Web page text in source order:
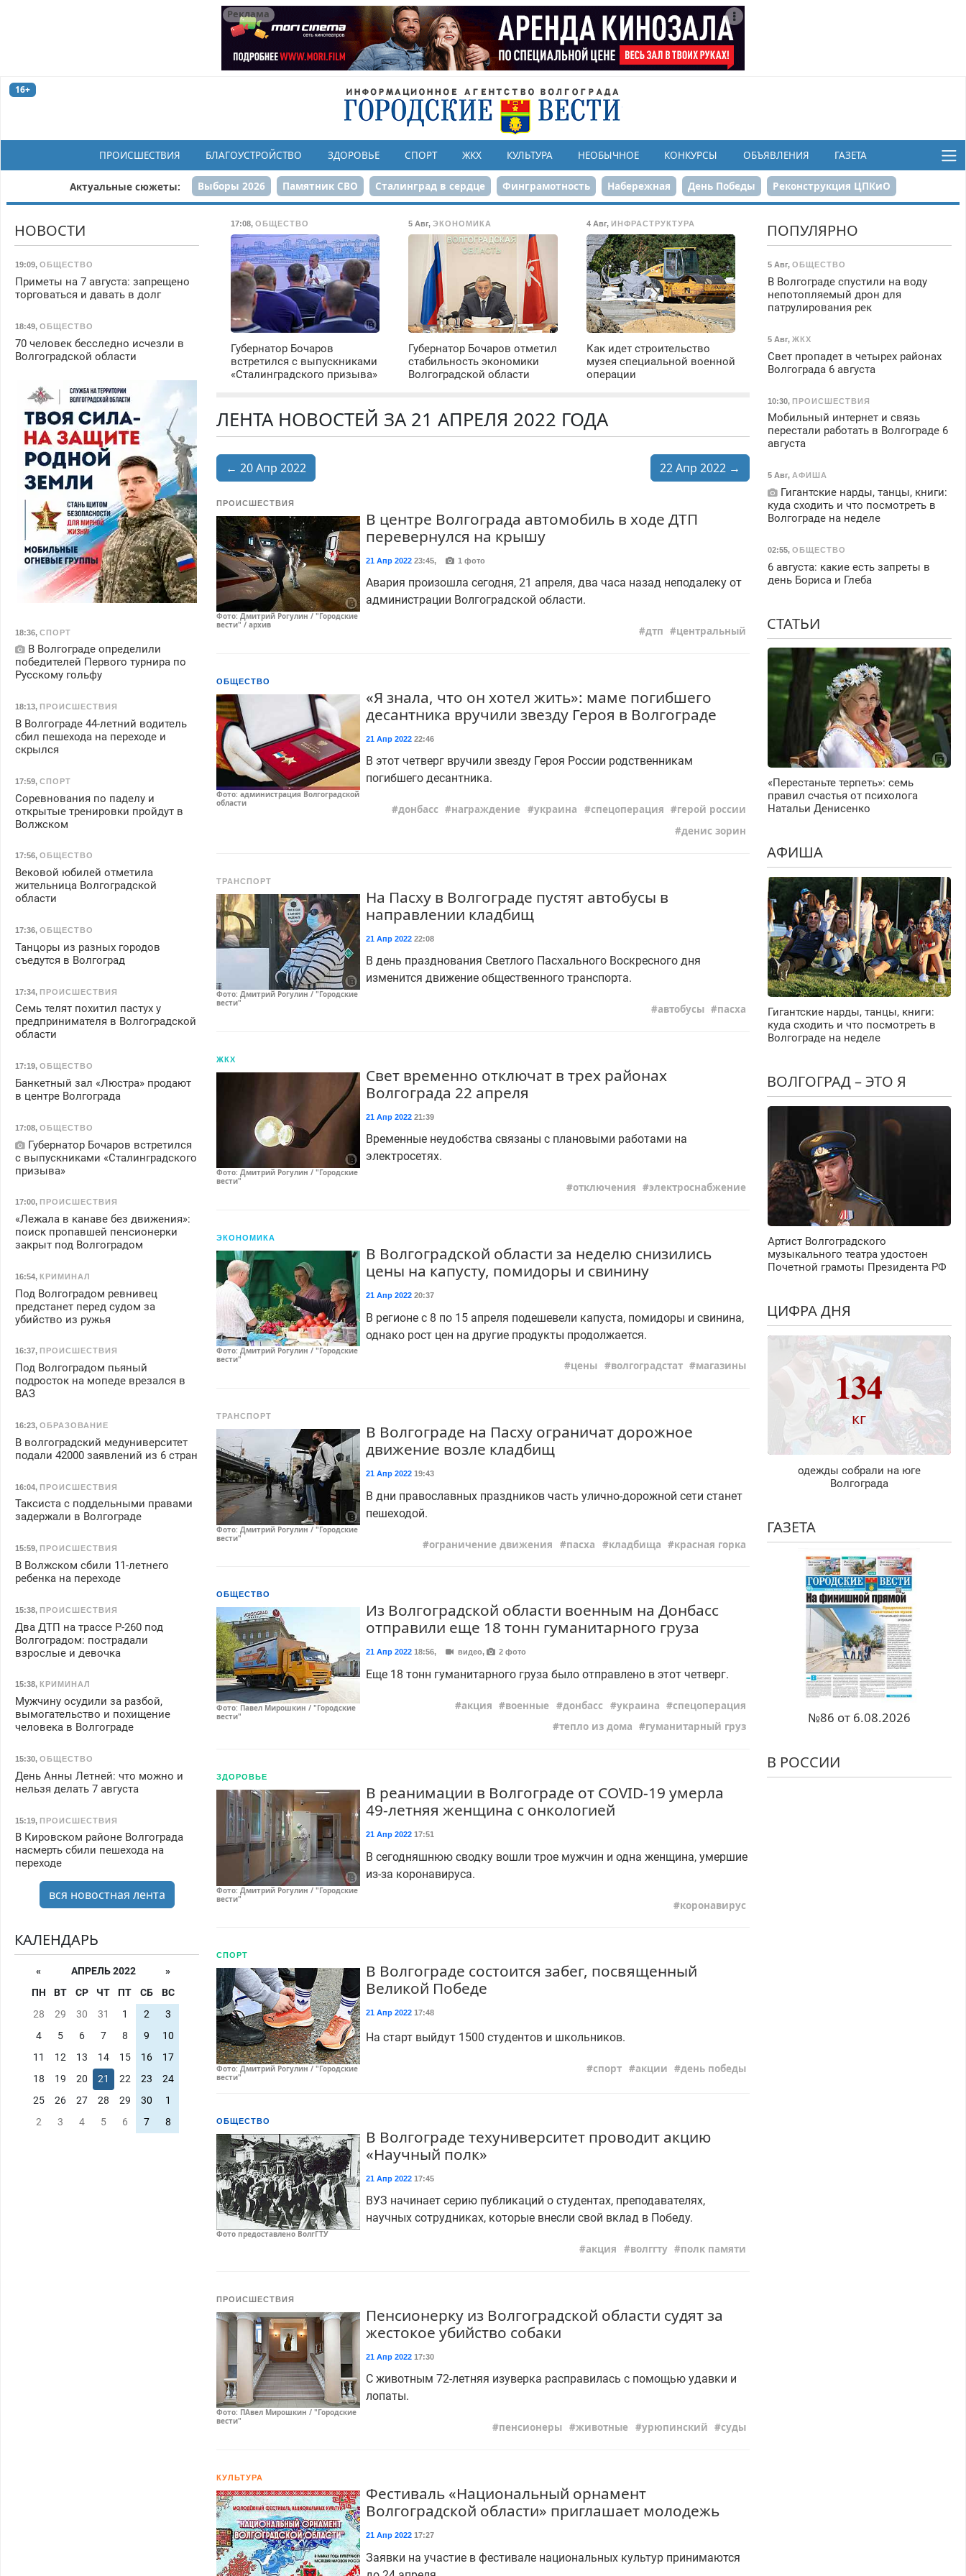
Реклама
16+
ПРОИСШЕСТВИЯ БЛАГОУСТРОЙСТВО ЗДОРОВЬЕ СПОРТ ЖКХ КУЛЬТУРА НЕОБЫЧНОЕ КОНКУРСЫ ОБЪЯВЛЕНИЯ ГАЗЕТА
Актуальные сюжеты: Выборы 2026 Памятник СВО Сталинград в сердце Финграмотность Набережная День Победы Реконструкция ЦПКиО
80-летие Победы Парк Героев-летчиков
17:08,ОБЩЕСТВО
Губернатор Бочаров
встретился с выпускниками
«Сталинградского призыва»
5 Авг,ЭКОНОМИКА
Губернатор Бочаров отметил
стабильность экономики
Волгоградской области
4 Авг, ИНФРАСТРУКТУРА
Как идет строительство
музея специальной военной
операции
ЛЕНТА НОВОСТЕЙ ЗА 21 АПРЕЛЯ 2022 ГОДА
← 20 Апр 2022 22 Апр 2022 →
ПРОИСШЕСТВИЯ
Фото: Дмитрий Рогулин / "Городские
вести" / архив
В центре Волгограда автомобиль в ходе ДТП
перевернулся на крышу
21 Апр 2022 23:45, 1 фото
Авария произошла сегодня, 21 апреля, два часа назад неподалеку от
администрации Волгоградской области.
дтп центральный
ОБЩЕСТВО
Фото: администрация Волгоградской
области
«Я знала, что он хотел жить»: маме погибшего
десантника вручили звезду Героя в Волгограде
21 Апр 2022 22:46
В этот четверг вручили звезду Героя России родственникам
погибшего десантника.
донбасс награждение украина спецоперация
герой россии
денис зорин
ТРАНСПОРТ
Фото: Дмитрий Рогулин / "Городские
вести"
На Пасху в Волгограде пустят автобусы в
направлении кладбищ
21 Апр 2022 22:08
В день празднования Светлого Пасхального Воскресного дня
изменится движение общественного транспорта.
автобусы пасха
ЖКХ
Фото: Дмитрий Рогулин / "Городские
вести"
Свет временно отключат в трех районах
Волгограда 22 апреля
21 Апр 2022 21:39
Временные неудобства связаны с плановыми работами на
электросетях.
отключения электроснабжение
ЭКОНОМИКА
Фото: Дмитрий Рогулин / "Городские
вести"
В Волгоградской области за неделю снизились
цены на капусту, помидоры и свинину
21 Апр 2022 20:37
В регионе с 8 по 15 апреля подешевели капуста, помидоры и свинина,
однако рост цен на другие продукты продолжается.
цены волгоградстат магазины
ТРАНСПОРТ
Фото: Дмитрий Рогулин / "Городские
вести"
В Волгограде на Пасху ограничат дорожное
движение возле кладбищ
21 Апр 2022 19:43
В дни православных праздников часть улично-дорожной сети станет
пешеходой.
ограничение движения пасха кладбища красная горка
ОБЩЕСТВО
Фото: Павел Мирошкин / "Городские
вести"
Из Волгоградской области военным на Донбасс
отправили еще 18 тонн гуманитарного груза
21 Апр 2022 18:56, видео, 2 фото
Еще 18 тонн гуманитарного груза было отправлено в этот четверг.
акция военные донбасс украина
спецоперация
тепло из дома
гуманитарный груз
ЗДОРОВЬЕ
Фото: Дмитрий Рогулин / "Городские
вести"
В реанимации в Волгограде от COVID-19 умерла
49-летняя женщина с онкологией
21 Апр 2022 17:51
В сегодняшнюю сводку вошли трое мужчин и одна женщина, умершие
из-за коронавируса.
коронавирус
СПОРТ
Фото: Дмитрий Рогулин / "Городские
вести"
В Волгограде состоится забег, посвященный
Великой Победе
21 Апр 2022 17:48
На старт выйдут 1500 студентов и школьников.
спорт акции день победы
ОБЩЕСТВО
Фото предоставлено ВолгГТУ
В Волгограде техуниверситет проводит акцию
«Научный полк»
21 Апр 2022 17:45
ВУЗ начинает серию публикаций о студентах, преподавателях,
научных сотрудниках, которые внесли свой вклад в Победу.
акция волггту полк памяти
ПРОИСШЕСТВИЯ
Фото: ПАвел Мирошкин / "Городские
вести"
Пенсионерку из Волгоградской области судят за
жестокое убийство собаки
21 Апр 2022 17:30
С животным 72-летняя изуверка расправилась с помощью удавки и
лопаты.
пенсионеры животные урюпинский суды
КУЛЬТУРА
Фестиваль «Национальный орнамент
Волгоградской области» приглашает молодежь
21 Апр 2022 17:27
Заявки на участие в фестивале национальных культур принимаются
НОВОСТИ
19:09, ОБЩЕСТВО
Приметы на 7 августа: запрещено
торговаться и давать в долг
18:49, ОБЩЕСТВО
70 человек бесследно исчезли в
Волгоградской области
18:36, СПОРТ
В Волгограде определили
победителей Первого турнира по
Русскому гольфу
18:13, ПРОИСШЕСТВИЯ
В Волгограде 44-летний водитель
сбил пешехода на переходе и
скрылся
17:59, СПОРТ
Соревнования по паделу и
открытые тренировки пройдут в
Волжском
17:56, ОБЩЕСТВО
Вековой юбилей отметила
жительница Волгоградской
области
17:36, ОБЩЕСТВО
Танцоры из разных городов
съедутся в Волгоград
17:34, ПРОИСШЕСТВИЯ
Семь телят похитил пастух у
предпринимателя в Волгоградской
области
17:19, ОБЩЕСТВО
Банкетный зал «Люстра» продают
в центре Волгограда
17:08, ОБЩЕСТВО
Губернатор Бочаров встретился
с выпускниками «Сталинградского
призыва»
17:00, ПРОИСШЕСТВИЯ
«Лежала в канаве без движения»:
поиск пропавшей пенсионерки
закрыт под Волгоградом
16:54, КРИМИНАЛ
Под Волгоградом ревнивец
предстанет перед судом за
убийство из ружья
16:37, ПРОИСШЕСТВИЯ
Под Волгоградом пьяный
подросток на мопеде врезался в
ВАЗ
16:23, ОБРАЗОВАНИЕ
В волгоградский медуниверситет
подали 42000 заявлений из 6 стран
16:04, ПРОИСШЕСТВИЯ
Таксиста с поддельными правами
задержали в Волгограде
15:59, ПРОИСШЕСТВИЯ
В Волжском сбили 11-летнего
ребенка на переходе
15:38, ПРОИСШЕСТВИЯ
Два ДТП на трассе Р-260 под
Волгоградом: пострадали
взрослые и девочка
15:38, КРИМИНАЛ
Мужчину осудили за разбой,
вымогательство и похищение
человека в Волгограде
15:30, ОБЩЕСТВО
День Анны Летней: что можно и
нельзя делать 7 августа
15:19, ПРОИСШЕСТВИЯ
В Кировском районе Волгограда
насмерть сбили пешехода на
переходе
вся новостная лента
КАЛЕНДАРЬ
« АПРЕЛЬ 2022
»
ПН
ВТ СР ЧТ ПТ СБ
ВС
28
29 30 31 1 2
3
4
5 6 7 8 9
10
11
12 13 14 15 16
17
18
19 20 21 22 23
24
25
26 27 28 29 30
1
2
3 4 5 6 7 8
ПОПУЛЯРНО
5 Авг, ОБЩЕСТВО
В Волгограде спустили на воду
непотопляемый дрон для
патрулирования рек
5 Авг, ЖКХ
Свет пропадет в четырех районах
Волгограда 6 августа
10:30, ПРОИСШЕСТВИЯ
Мобильный интернет и связь
перестали работать в Волгограде 6
августа
5 Авг, АФИША
Гигантские нарды, танцы, книги:
куда сходить и что посмотреть в
Волгограде на неделе
02:55, ОБЩЕСТВО
6 августа: какие есть запреты в
день Бориса и Глеба
СТАТЬИ
«Перестаньте терпеть»: семь
правил счастья от психолога
Натальи Денисенко
АФИША
Гигантские нарды, танцы, книги:
куда сходить и что посмотреть в
Волгограде на неделе
ВОЛГОГРАД – ЭТО Я
Артист Волгоградского
музыкального театра удостоен
Почетной грамоты Президента РФ
ЦИФРА ДНЯ
134
кг
одежды собрали на юге
Волгограда
ГАЗЕТА
№86 от 6.08.2026
В РОССИИ